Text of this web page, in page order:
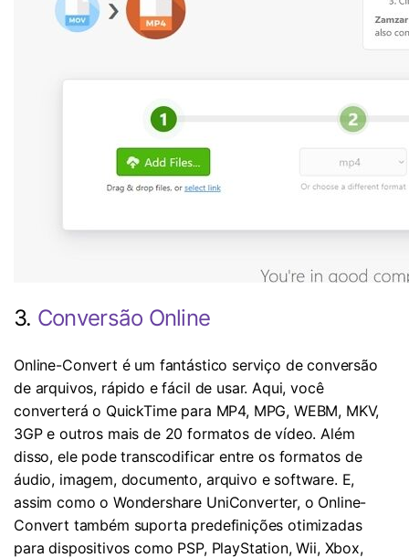
3. Conversão Online
Online-Convert é um fantástico serviço de conversão
de arquivos, rápido e fácil de usar. Aqui, você
converterá o QuickTime para MP4, MPG, WEBM, MKV,
3GP e outros mais de 20 formatos de vídeo. Além
disso, ele pode transcodificar entre os formatos de
áudio, imagem, documento, arquivo e software. E,
assim como o Wondershare UniConverter, o Online-
Convert também suporta predefinições otimizadas
para dispositivos como PSP, PlayStation, Wii, Xbox,